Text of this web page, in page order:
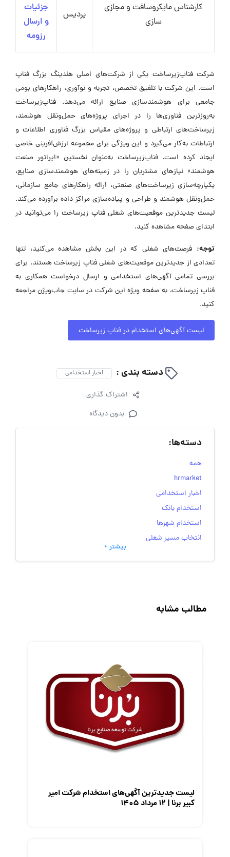
کارشناس مایکروسافت و مجازی
سازی
پردیس
جزئیات
و ارسال
رزومه
شرکت فناپ‌زیرساخت یکی از شرکت‌های اصلی هلدینگ بزرگ فناپ
است. این شرکت با تلفیق تخصص، تجربه و نوآوری، راهکارهای بومی
جامعی برای هوشمندسازی صنایع ارائه می‌دهد. فناپ‌زیرساخت
به‌روزترین فناوری‌ها را در اجرای پروژه‌های حمل‌ونقل هوشمند،
زیرساخت‌های ارتباطی و پروژه‌های مقیاس بزرگ فناوری اطلاعات و
ارتباطات به‌کار می‌گیرد و این ویژگی برای مجموعه ارزش‌آفرینی خاصی
ایجاد کرده است. فناپ‌زیرساخت به‌عنوان نخستین «اپراتور صنعت
هوشمند» نیازهای مشتریان را در زمینه‌های هوشمندسازی صنایع،
یکپارچه‌سازی زیرساخت‌های صنعتی، ارائه راهکارهای جامع سازمانی،
حمل‌ونقل هوشمند و طراحی و پیاده‌سازی مراکز داده برآورده می‌کند.
لیست جدیدترین موقعیت‌های شغلی فناپ زیرساخت را می‌توانید در
ابتدای صفحه مشاهده کنید.
توجه: فرصت‌های شغلی که در این بخش مشاهده می‌کنید، تنها
تعدادی از جدیدترین موقعیت‌های شغلی فناپ زیرساخت هستند. برای
بررسی تمامی آگهی‌های استخدامی و ارسال درخواست همکاری به
فناپ زیرساخت، به صفحه ویژه این شرکت در سایت جاب‌ویژن مراجعه
کنید.
لیست آگهی‌های استخدام در فناپ زیرساخت
دسته بندی : اخبار استخدامی
اشتراک گذاری
بدون دیدگاه
دسته‌ها:
همه
hrmarket
اخبار استخدامی
استخدام بانک
استخدام شهرها
انتخاب مسیر شغلی
به‌روزرسانی‌های سایت (کارجویی)
رزومه
گزارش‌های آماری
معرفی متخصصان منابع انسانی
بیشتر +
مطالب مشابه
لیست جدیدترین آگهی‌های استخدام شرکت امیر
کبیر برنا | ۱۲ مرداد ۱۴۰۵